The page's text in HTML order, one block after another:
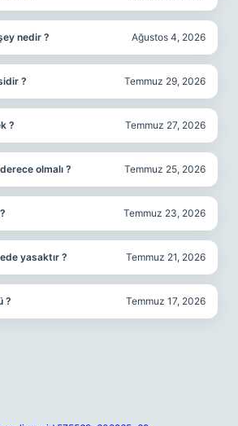
nedir ? Ağustos 4, 2026
? Temmuz 29, 2026
? Temmuz 27, 2026
olmalı ? Temmuz 25, 2026
Temmuz 23, 2026
yasaktır ? Temmuz 21, 2026
? Temmuz 17, 2026